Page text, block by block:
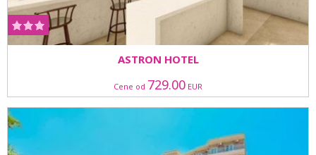
ASTRON HOTEL
Cene od 729.00 EUR